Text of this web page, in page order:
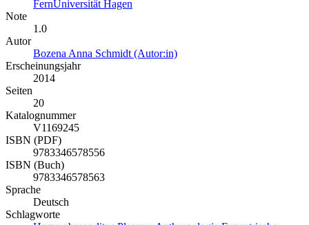
FernUniversität Hagen
Note
1.0
Autor
Bozena Anna Schmidt (Autor:in)
Erscheinungsjahr
2014
Seiten
20
Katalognummer
V1169245
ISBN (PDF)
9783346578556
ISBN (Buch)
9783346578563
Sprache
Deutsch
Schlagworte